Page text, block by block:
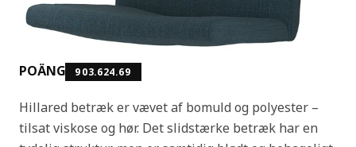
POÄNG 903.624.69
Hillared betræk er vævet af bomuld og polyester –
tilsat viskose og hør. Det slidstærke betræk har en